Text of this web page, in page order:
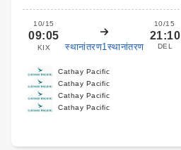
10/15
09:05
KIX स्थानांतरण1स्थानांतरण
10/15
21:10
DEL
Cathay Pacific
Cathay Pacific
Cathay Pacific
Cathay Pacific